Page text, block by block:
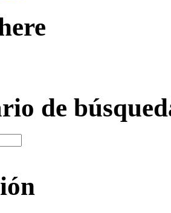
de